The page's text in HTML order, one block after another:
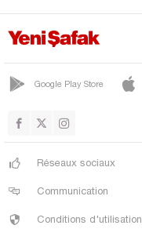
TOSYA
Kayseri
Kilis
Kırıkkale
Kırklareli
Kırşehir
Kocaeli
Konya
Google Play Store
Réseaux sociaux
Communication
Conditions d'utilisation